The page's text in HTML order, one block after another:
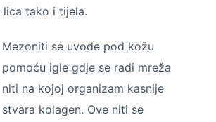
lica tako i tijela.
Mezoniti se uvode pod kožu
pomoću igle gdje se radi mreža
niti na kojoj organizam kasnije
stvara kolagen. Ove niti se